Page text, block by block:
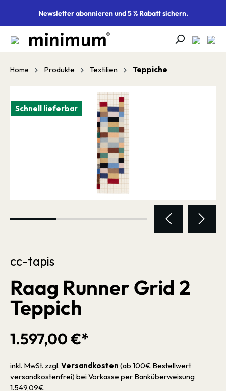
springenNewsletter abonnieren und 5 % Rabatt sichern.
Home Produkte Textilien Teppiche
Bildergalerie überspringen
Schnell lieferbar
cc-tapis
Raag Runner Grid 2
Teppich
1.597,00 €*
inkl. MwSt. zzgl. Versandkosten (ab 100€ Bestellwert
versandkostenfrei) bei Vorkasse per Banküberweisung
1.549,09€